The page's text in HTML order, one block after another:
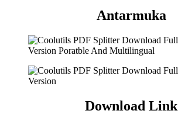
Antarmuka
Download Link